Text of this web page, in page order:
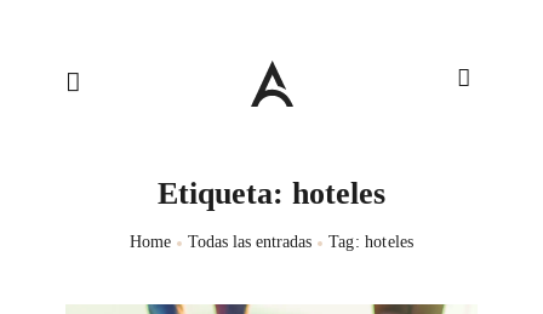
Etiqueta: hoteles
Home Todas las entradas Tag: hoteles